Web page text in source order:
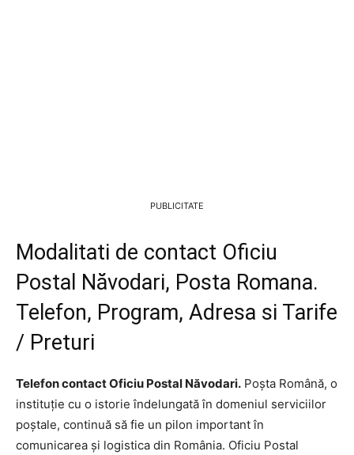
PUBLICITATE
Modalitati de contact Oficiu
Postal Năvodari, Posta Romana.
Telefon, Program, Adresa si Tarife
/ Preturi
Telefon contact Oficiu Postal Năvodari. Poșta Română, o
instituție cu o istorie îndelungată în domeniul serviciilor
poștale, continuă să fie un pilon important în
comunicarea și logistica din România. Oficiu Postal